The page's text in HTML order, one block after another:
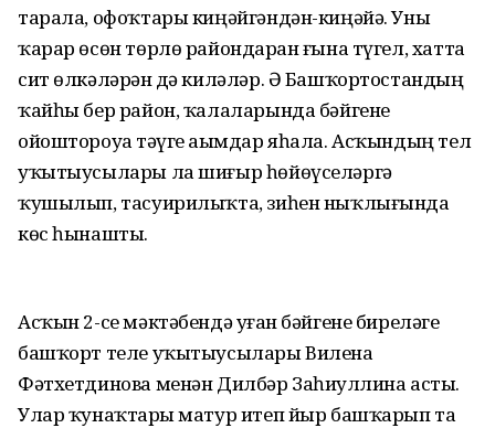
тарала, офоҡтары киңәйгәндән-киңәйә. Уны
ҡарар өсөн төрлө райондарҙан ғына түгел, хатта
сит өлкәләрҙән дә киләләр. Ә Башҡортостандың
ҡайһы бер район, ҡалаларында бәйгене
ойоштороуҙа тәүге аҙымдар яһала. Асҡындың тел
уҡытыусылары ла шиғыр һөйөүселәргә
ҡушылып, тасуирилыҡта, зиһен ныҡлығында
көс һынашты.
Асҡын 2-се мәктәбендә уҙған бәйгене биреләге
башҡорт теле уҡытыусылары Вилена
Фәтхетдинова менән Дилбәр Заһиҙуллина асты.
Улар ҡунаҡтарҙы матур итеп йыр башҡарып та